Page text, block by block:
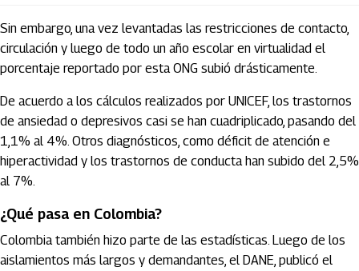
Sin embargo, una vez levantadas las restricciones de contacto,
circulación y luego de todo un año escolar en virtualidad el
porcentaje reportado por esta ONG subió drásticamente.
De acuerdo a los cálculos realizados por UNICEF, los trastornos
de ansiedad o depresivos casi se han cuadriplicado, pasando del
1,1% al 4%. Otros diagnósticos, como déficit de atención e
hiperactividad y los trastornos de conducta han subido del 2,5%
al 7%.
¿Qué pasa en Colombia?
Colombia también hizo parte de las estadísticas. Luego de los
aislamientos más largos y demandantes, el DANE, publicó el